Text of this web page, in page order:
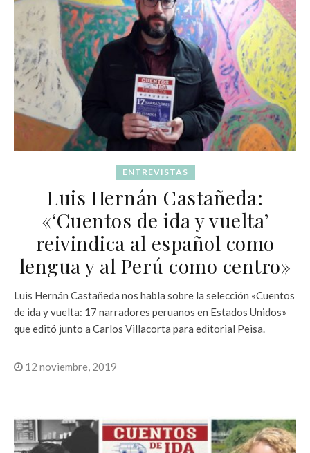
ENTREVISTAS
Luis Hernán Castañeda:
«‘Cuentos de ida y vuelta’
reivindica al español como
lengua y al Perú como centro»
Luis Hernán Castañeda nos habla sobre la selección «Cuentos
de ida y vuelta: 17 narradores peruanos en Estados Unidos»
que editó junto a Carlos Villacorta para editorial Peisa.
12 noviembre, 2019